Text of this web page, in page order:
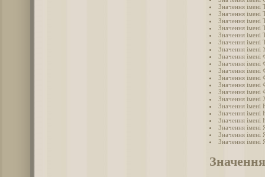
Значення імені
Значення імені
Значення імені
Значення імені
Значення імені
Значення імені
Значення імені
Значення імені
Значення імені
Значення імені
Значення імені
Значення імені
Значення імені
Значення імені
Значення імені
Значення імені
Значення
Значення імені
Значення імені
Значення імені